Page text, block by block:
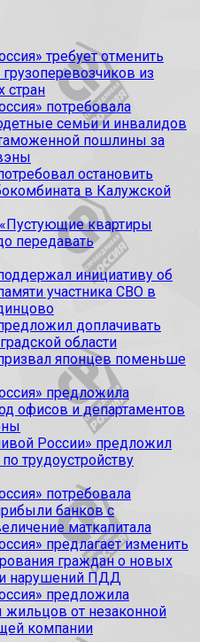
требует отменить
из
стран
потребовала
семьи и инвалидов
пошлины за
остановить
в Калужской
квартиры
передавать
инициативу об
участника СВО в
доплачивать
области
японцев поменьше
предложила
офисов и департаментов
России» предложил
трудоустройству
потребовала
банков с
маткапитала
предлагает изменить
граждан о новых
нарушений ПДД
предложила
от незаконной
компании